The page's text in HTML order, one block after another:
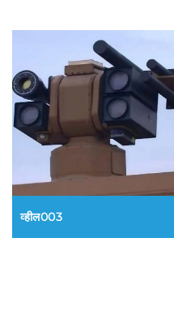
व्हील003